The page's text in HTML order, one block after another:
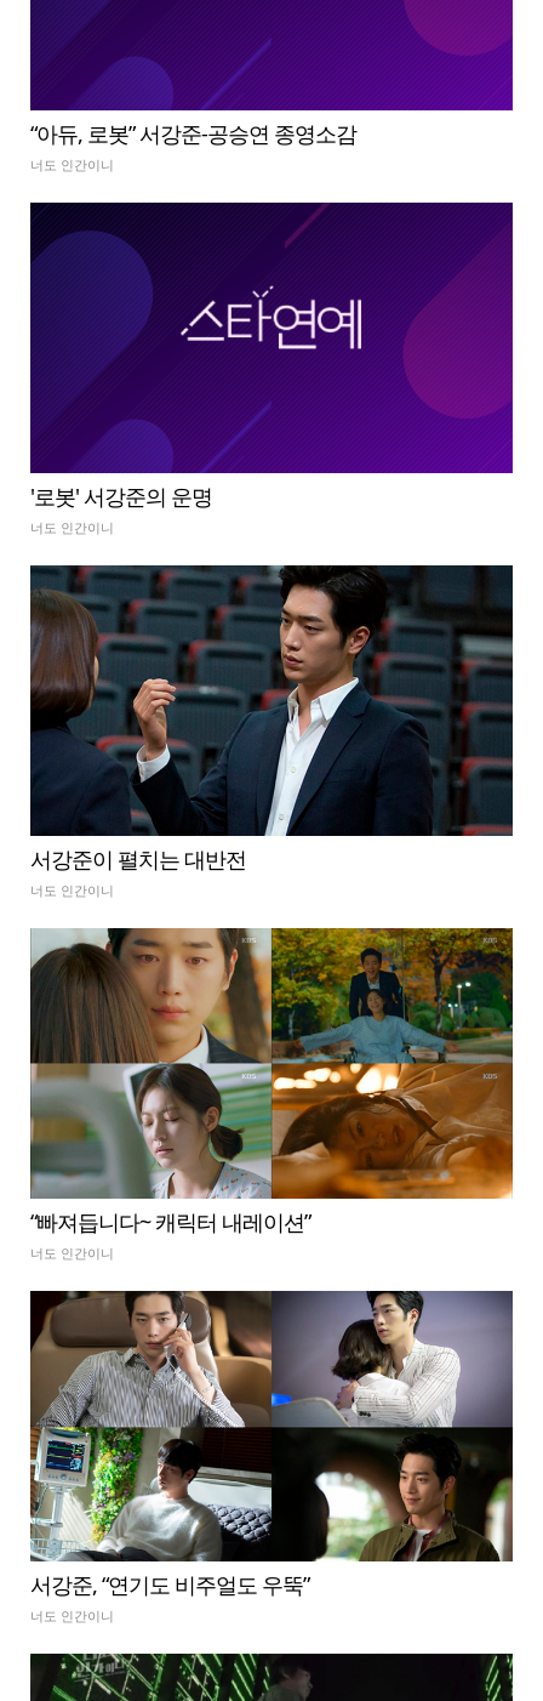
“아듀, 로봇” 서강준-공승연 종영소감
너도 인간이니
'로봇' 서강준의 운명
너도 인간이니
서강준이 펼치는 대반전
너도 인간이니
“빠져듭니다~ 캐릭터 내레이션”
너도 인간이니
서강준, “연기도 비주얼도 우뚝”
너도 인간이니